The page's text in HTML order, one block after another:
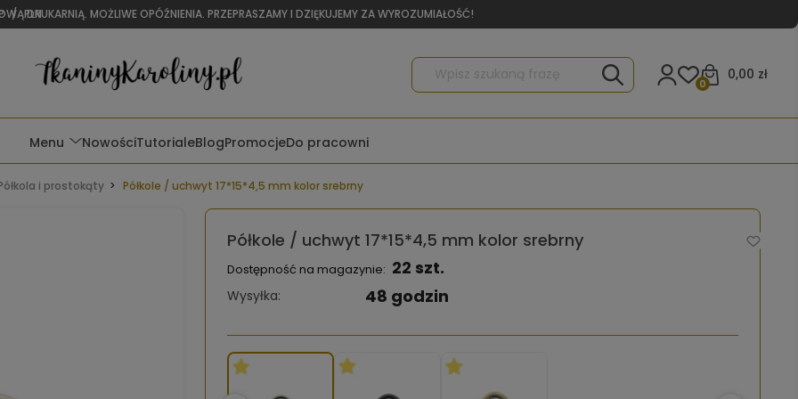
/ PLN
DRUKARNIĄ. MOŻLIWE OPÓŹNIENIA. PRZEPRASZAMY I DZIĘKUJEMY ZA WYROZUMIAŁOŚĆ!
0,00 zł
0
Menu NowościTutorialeBlogPromocjeDo pracowni
i prostokąty Półkole / uchwyt 17*15*4,5 mm kolor srebrny
Półkole / uchwyt 17*15*4,5 mm kolor srebrny
Dostępność na magazynie: 22 szt.
Wysyłka: 48 godzin